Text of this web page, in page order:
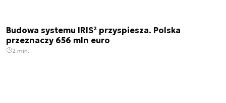
Budowa systemu IRIS² przyspiesza. Polska
przeznaczy 656 mln euro
2 min.